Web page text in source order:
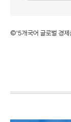
©'5개국어 글로벌 경제